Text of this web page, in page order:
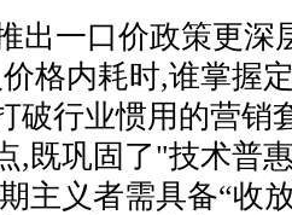
出一口价政策更深
格内耗时,谁掌握
破行业惯用的营销
,既巩固了"技术普
主义者需具备“收